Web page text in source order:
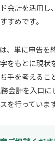
会計を活用し
すめです。
、単に申告を
をもとに現状
手を考えるこ
会計を入口に
を行っています